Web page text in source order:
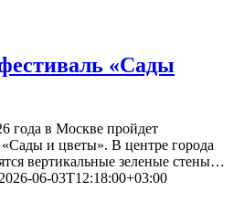
«Сады
года в Москве пройдет
и цветы». В центре города
вертикальные зеленые стены…
2026-06-03T12:18:00+03:00